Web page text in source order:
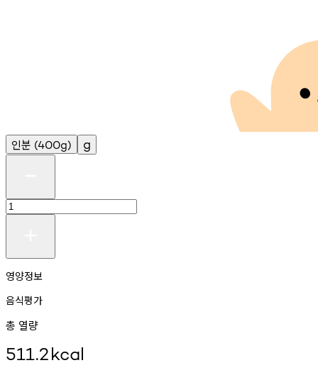
인분 (400g) g
영양정보
음식평가
총 열량
511.2kcal